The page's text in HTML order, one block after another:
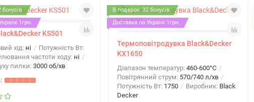
1грн.
KS501
хід: ні
Потужність Вт:
частоти ходу: ні
пилки: 3000 об/хв
В подарок: 32 бонусів
Доставка по Україні 1грн.
Термоповітродувка Black&Decker
KX1650
Діапазон температур: 460-600°С
Повітрянний струм: 570/740 л/хв
Потужність Вт: 1750 Виробник: Black
Decker